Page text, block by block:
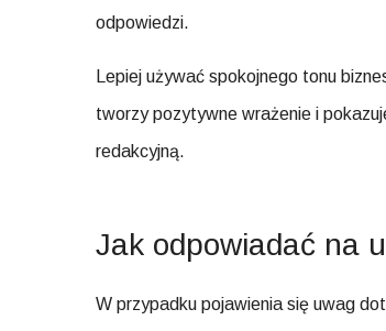
odpowiedzi.
Lepiej używać spokojnego tonu
tworzy pozytywne wrażenie i
redakcyjną.
Jak odpowiadać na
W przypadku pojawienia się uwag